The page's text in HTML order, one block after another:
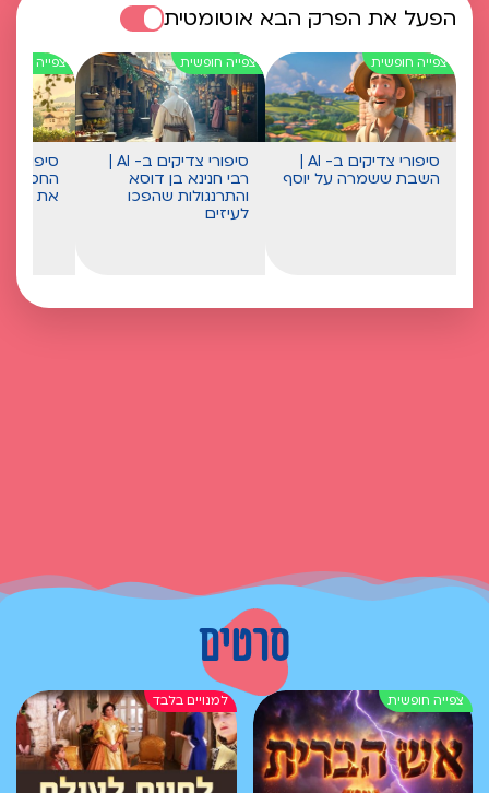
הפעל את הפרק הבא אוטומטית
סיפורי צדיקים ב- AI |
השבת ששמרה על יוסף
סיפורי צדיקים ב- AI |
רבי חנינא בן דוסא
והתרנגולות שהפכו
לעיזים
החסיד
את
סרטים